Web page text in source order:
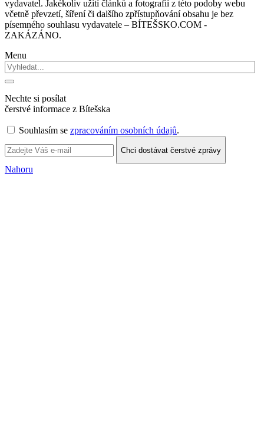
vydavatel. Jakékoliv užití článků a fotografií z této podoby webu
včetně převzetí, šíření či dalšího zpřístupňování obsahu je bez
písemného souhlasu vydavatele – BÍTEŠSKO.COM -
ZAKÁZÁNO.
Menu
Nechte si posílat
čerstvé informace z Bítešska
Souhlasím se zpracováním osobních údajů.
Chci dostávat čerstvé zprávy
Nahoru